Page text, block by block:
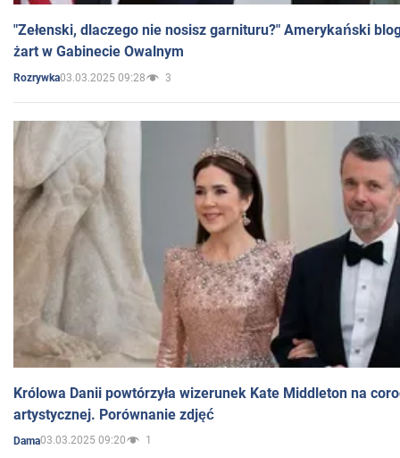
"Zełenski, dlaczego nie nosisz garnituru?" Amerykański
żart w Gabinecie Owalnym
Rozrywka03.03.2025 09:28 3
Królowa Danii powtórzyła wizerunek Kate Middleton na
artystycznej. Porównanie zdjęć
Dama03.03.2025 09:20 1